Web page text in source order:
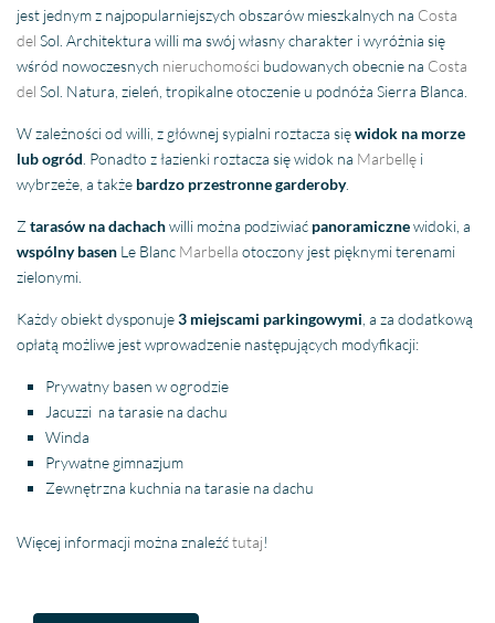
jest jednym z najpopularniejszych obszarów mieszkalnych na Costa
del Sol. Architektura willi ma swój własny charakter i wyróżnia się
wśród nowoczesnych nieruchomości budowanych obecnie na Costa
del Sol. Natura, zieleń, tropikalne otoczenie u podnóża Sierra Blanca.
W zależności od willi, z głównej sypialni roztacza sięwidok na morze
lub ogród . Ponadto z łazienki roztacza się widok na Marbellę i
wybrzeże, a także bardzo przestronne garderoby.
Ztarasów na dachachwilli można podziwiać panoramicznewidoki, a
wspólny basen Le Blanc Marbella otoczony jest pięknymi terenami
zielonymi.
Każdy obiekt dysponuje3 miejscami parkingowymi , a za dodatkową
opłatą możliwe jest wprowadzenie następujących modyfikacji:
Prywatny basen w ogrodzie
Jacuzzi na tarasie na dachu
Winda
Prywatne gimnazjum
Zewnętrzna kuchnia na tarasie na dachu
Więcej informacji można znaleźćtutaj!